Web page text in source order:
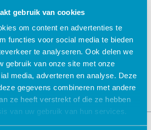
gebruik van cookies
om content en advertenties te
functies voor social media te bieden
te analyseren. Ook delen we
gebruik van onze site met onze
media, adverteren en analyse. Deze
gegevens combineren met andere
ze heeft verstrekt of die ze hebben
van uw gebruik van hun services.
in de cloud